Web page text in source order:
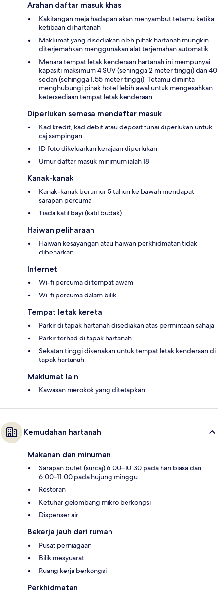
Arahan daftar masuk khas
Kakitangan meja hadapan akan menyambut tetamu ketika
ketibaan di hartanah
Maklumat yang disediakan oleh pihak hartanah mungkin
diterjemahkan menggunakan alat terjemahan automatik
Menara tempat letak kenderaan hartanah ini mempunyai
kapasiti maksimum 4 SUV (sehingga 2 meter tinggi) dan 40
sedan (sehingga 1.55 meter tinggi). Tetamu diminta
menghubungi pihak hotel lebih awal untuk mengesahkan
ketersediaan tempat letak kenderaan.
Diperlukan semasa mendaftar masuk
Kad kredit, kad debit atau deposit tunai diperlukan untuk
caj sampingan
ID foto dikeluarkan kerajaan diperlukan
Umur daftar masuk minimum ialah 18
Kanak-kanak
Kanak-kanak berumur 5 tahun ke bawah mendapat
sarapan percuma
Tiada katil bayi (katil budak)
Haiwan peliharaan
Haiwan kesayangan atau haiwan perkhidmatan tidak
dibenarkan
Internet
Wi-fi percuma di tempat awam
Wi-fi percuma dalam bilik
Tempat letak kereta
Parkir di tapak hartanah disediakan atas permintaan sahaja
Parkir terhad di tapak hartanah
Sekatan tinggi dikenakan untuk tempat letak kenderaan di
tapak hartanah
Maklumat lain
Kawasan merokok yang ditetapkan
Kemudahan hartanah
Makanan dan minuman
Sarapan bufet (surcaj) 6:00–10:30 pada hari biasa dan
6:00–11:00 pada hujung minggu
Restoran
Ketuhar gelombang mikro berkongsi
Dispenser air
Bekerja jauh dari rumah
Pusat perniagaan
Bilik mesyuarat
Ruang kerja berkongsi
Perkhidmatan